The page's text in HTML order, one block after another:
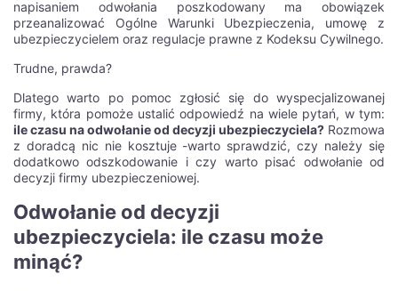
napisaniem odwołania poszkodowany ma obowiązek
przeanalizować Ogólne Warunki Ubezpieczenia, umowę z
ubezpieczycielem oraz regulacje prawne z Kodeksu Cywilnego.
Trudne, prawda?
Dlatego warto po pomoc zgłosić się do wyspecjalizowanej
firmy, która pomoże ustalić odpowiedź na wiele pytań, w tym:
ile czasu na odwołanie od decyzji ubezpieczyciela? Rozmowa
z doradcą nic nie kosztuje -warto sprawdzić, czy należy się
dodatkowo odszkodowanie i czy warto pisać odwołanie od
decyzji firmy ubezpieczeniowej.
Odwołanie od decyzji
ubezpieczyciela: ile czasu może
minąć?